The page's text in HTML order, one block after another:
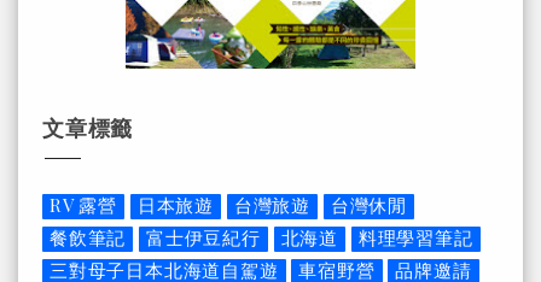
文章標籤
RV 露營 日本旅遊 台灣旅遊
台灣休閒
餐飲筆記
富士伊豆紀行 北海道
料理學習筆記
三對母子日本北海道自駕遊
車宿野營
品牌邀請